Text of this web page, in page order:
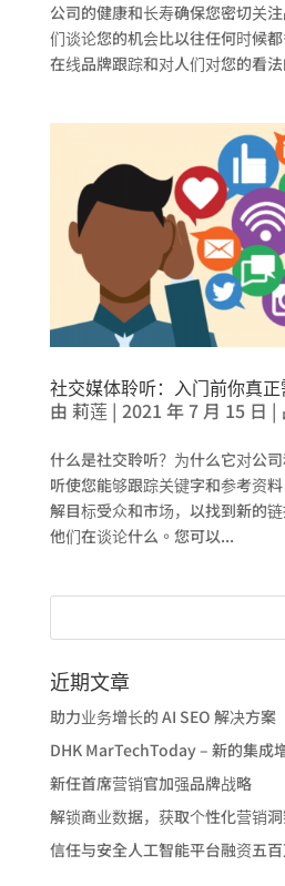
公司的健康和长寿确保您密切关
们谈论您的机会比以往任何时候都
在线品牌跟踪和对人们对您的看
社交媒体聆听：入门前你真
由 莉莲 | 2021 年 7 月 15 日 |
什么是社交聆听？为什么它对公
听使您能够跟踪关键字和参考资
解目标受众和市场，以找到新的
他们在谈论什么。您可以...
近期文章
助力业务增长的 AI SEO 解决方案
DHK MarTechToday – 新的集成
新任首席营销官加强品牌战略
解锁商业数据，获取个性化营销
信任与安全人工智能平台融资五